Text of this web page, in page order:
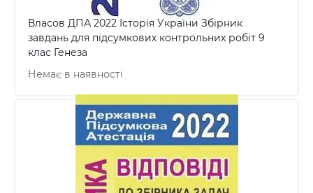
Власов ДПА 2022 Історія України Збірник
завдань для підсумкових контрольних робіт 9
клас Генеза
Немає в наявності